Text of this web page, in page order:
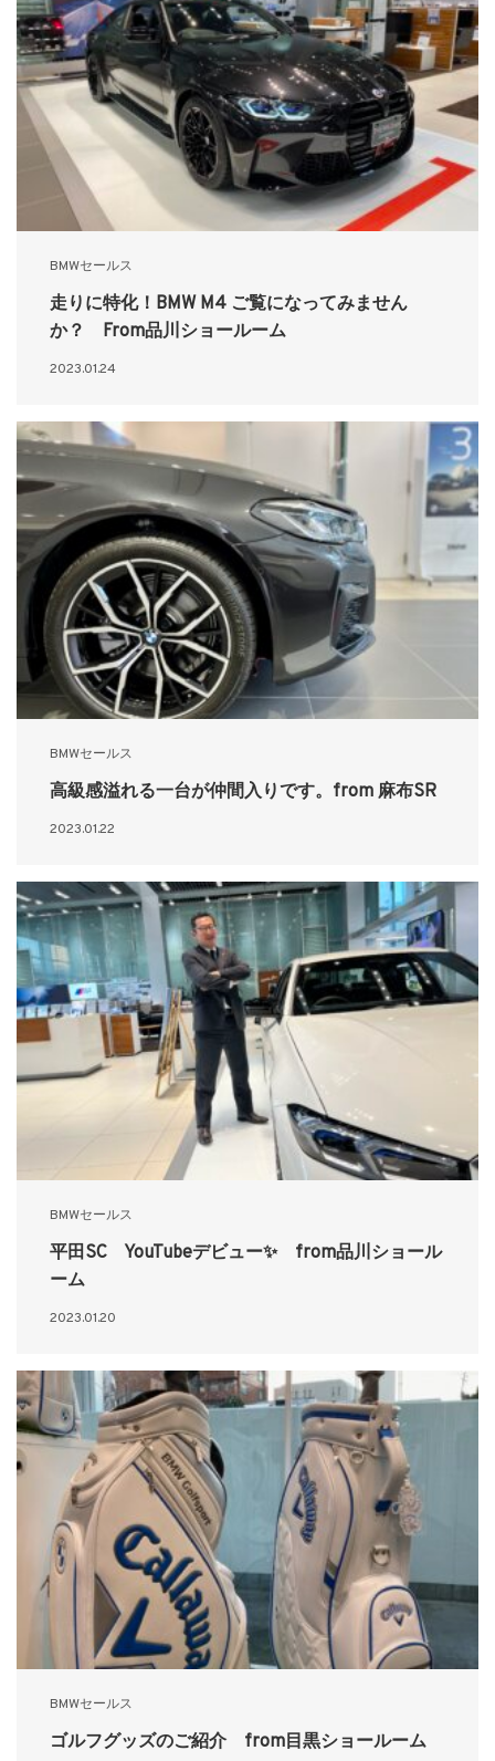
BMWセールス
走りに特化！BMW M4 ご覧になってみません
か？ From品川ショールーム
2023.01.24
BMWセールス
高級感溢れる一台が仲間入りです。from 麻布SR
2023.01.22
BMWセールス
平田SC YouTubeデビュー✨ from品川ショール
ーム
2023.01.20
BMWセールス
ゴルフグッズのご紹介 from目黒ショールーム